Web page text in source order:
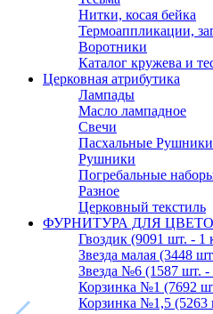
Нитки, косая бейка
Термоаппликации,
Воротники
Каталог кружева и
Церковная атрибутика
Лампады
Масло лампадное
Свечи
Пасхальные
Рушники
Погребальные
Разное
Церковный текстиль
ФУРНИТУРА ДЛЯ
Гвоздик (9091 шт. - 1
Звезда малая (3448
Звезда №6 (1587 шт. -
Корзинка №1 (7692
Корзинка №1,5 (5263